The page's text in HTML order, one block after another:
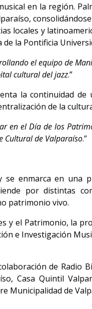
en la región.
locales y
la Pontificia
el equipo de
cultural del jazz.”
la continuidad de
de la
en el Día de los
Cultural de Valparaíso.”
enmarca en una
por distintas
patrimonio vivo.
y el Patrimonio, la
e Investigación
de Radio
Casa Quintil
Municipalidad de